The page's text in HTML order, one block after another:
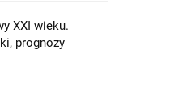
XXI wieku.
prognozy